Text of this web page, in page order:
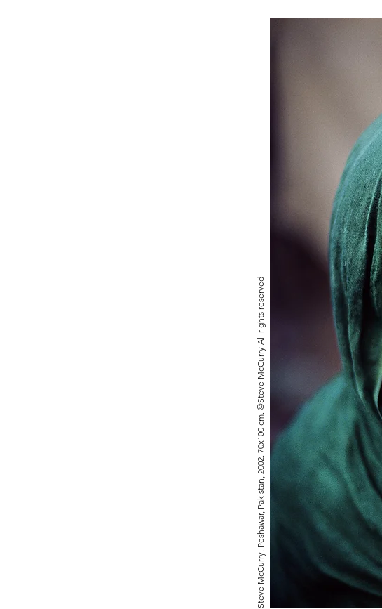
Steve McCurry. Peshawar, Pakistan, 2002. 70x100 cm. ©Steve McCurry All rights reserved